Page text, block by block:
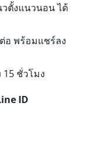
วตั้งแนวนอน ได้
อ พร้อมแชร์ลง
15 ชั่วโมง
ID